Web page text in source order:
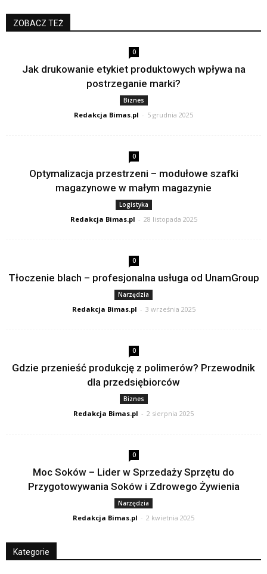
ZOBACZ TEŻ
0
Jak drukowanie etykiet produktowych wpływa na
postrzeganie marki?
Biznes
Redakcja Bimas.pl - 5 grudnia 2025
0
Optymalizacja przestrzeni – modułowe szafki
magazynowe w małym magazynie
Logistyka
Redakcja Bimas.pl - 28 listopada 2025
0
Tłoczenie blach – profesjonalna usługa od UnamGroup
Narzędzia
Redakcja Bimas.pl - 3 września 2025
0
Gdzie przenieść produkcję z polimerów? Przewodnik
dla przedsiębiorców
Biznes
Redakcja Bimas.pl - 2 sierpnia 2025
0
Moc Soków – Lider w Sprzedaży Sprzętu do
Przygotowywania Soków i Zdrowego Żywienia
Narzędzia
Redakcja Bimas.pl - 2 kwietnia 2025
Kategorie